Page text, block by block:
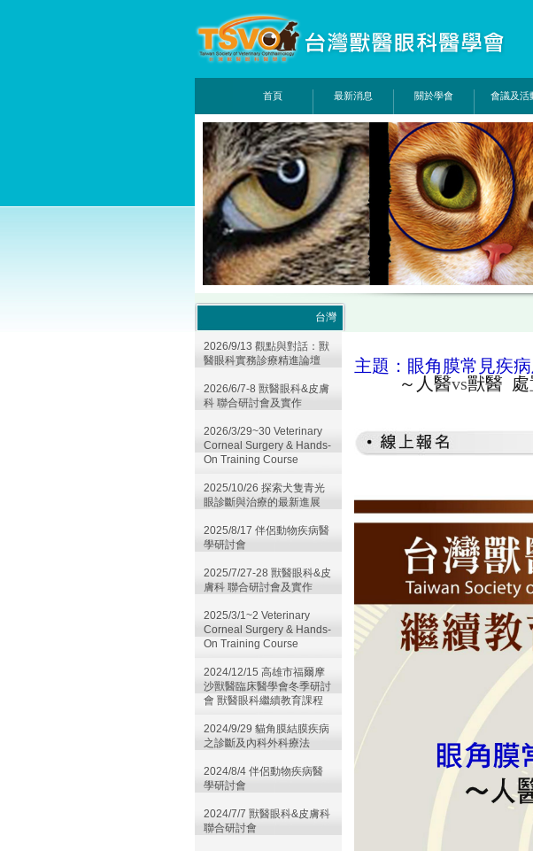
首頁 最新消息 關於學會 會議及活
台灣
2026/9/13 觀點與對話：獸
醫眼科實務診療精進論壇
2026/6/7-8 獸醫眼科&皮膚
科 聯合研討會及實作
2026/3/29~30 Veterinary
Corneal Surgery & Hands-
On Training Course
2025/10/26 探索犬隻青光
眼診斷與治療的最新進展
2025/8/17 伴侶動物疾病醫
學研討會
2025/7/27-28 獸醫眼科&皮
膚科 聯合研討會及實作
2025/3/1~2 Veterinary
Corneal Surgery & Hands-
On Training Course
2024/12/15 高雄市福爾摩
沙獸醫臨床醫學會冬季研討
會 獸醫眼科繼續教育課程
2024/9/29 貓角膜結膜疾病
之診斷及內科外科療法
2024/8/4 伴侶動物疾病醫
學研討會
2024/7/7 獸醫眼科&皮膚科
聯合研討會
主題 ： 眼角膜常見疾
～人醫vs獸醫 處